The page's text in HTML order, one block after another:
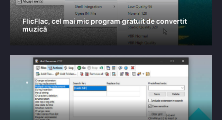
FlicFlac, cel mai mic program gratuit de convertit
muzică